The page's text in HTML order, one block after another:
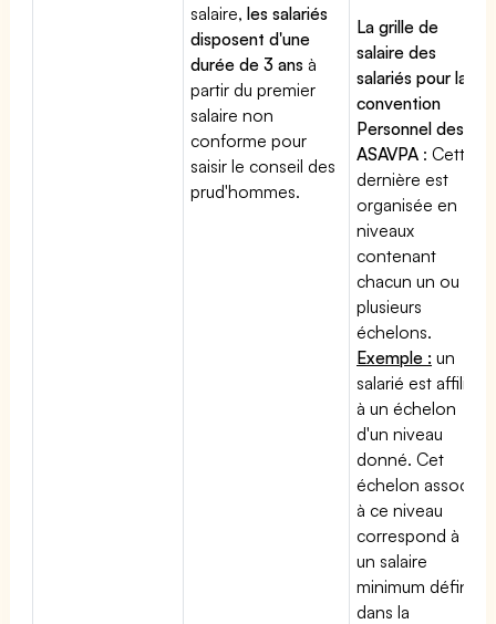
salaire,les salariés
disposent d'une
durée de 3 ans à
partir du premier
salaire non
conforme pour
saisir le conseil des
prud'hommes.
La grille de
salaire des
salariés pour la
convention
Personnel des
ASAVPA : Cette
dernière est
organisée en
niveaux
contenant
chacun un ou
plusieurs
échelons.
Exemple : un
salarié est affilié
à un échelon
d'un niveau
donné. Cet
échelon associé
à ce niveau
correspond à
un salaire
minimum défini
dans la